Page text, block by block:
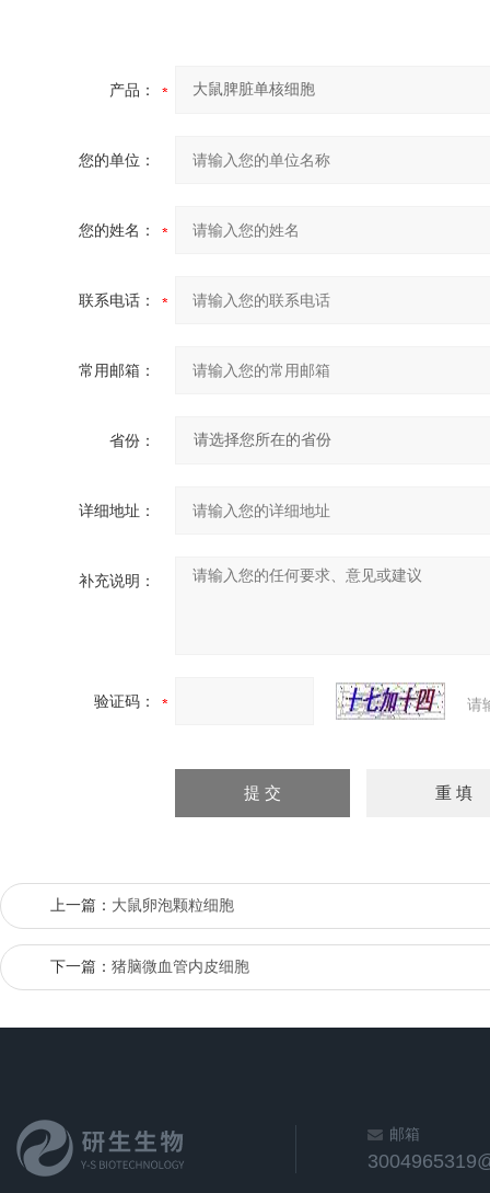
产品：
您的单位：
您的姓名：
联系电话：
常用邮箱：
省份：
详细地址：
补充说明：
验证码： 请
上一篇： 大鼠卵泡颗粒细胞
下一篇： 猪脑微血管内皮细胞
邮箱